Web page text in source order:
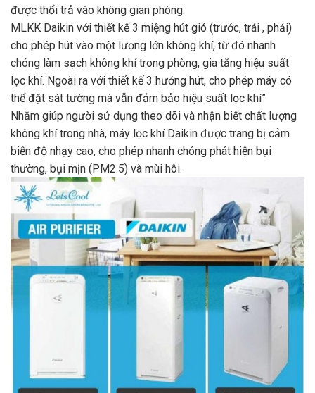
được thổi trả vào không gian phòng.
MLKK Daikin với thiết kế 3 miệng hút gió (trước, trái , phải)
cho phép hút vào một lượng lớn không khí, từ đó nhanh
chóng làm sạch không khí trong phòng, gia tăng hiệu suất
lọc khí. Ngoài ra với thiết kế 3 hướng hút, cho phép máy có
thể đặt sát tường mà vẫn đảm bảo hiệu suất lọc khí”
Nhằm giúp người sử dụng theo dõi và nhận biết chất lượng
không khí trong nhà, máy lọc khí Daikin được trang bị cảm
biến độ nhạy cao, cho phép nhanh chóng phát hiện bụi
thường, bụi mịn (PM2.5) và mùi hôi.